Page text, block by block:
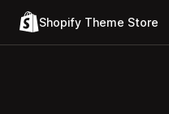
Shopify Theme Store